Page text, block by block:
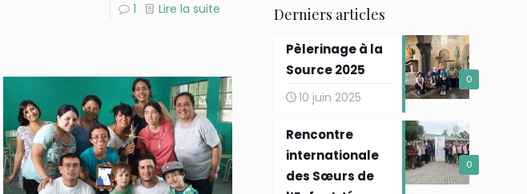
1 Lire la suite Derniers articles
0
Pèlerinage à la
Source 2025
10 juin 2025
0
Rencontre
internationale
des Sœurs de